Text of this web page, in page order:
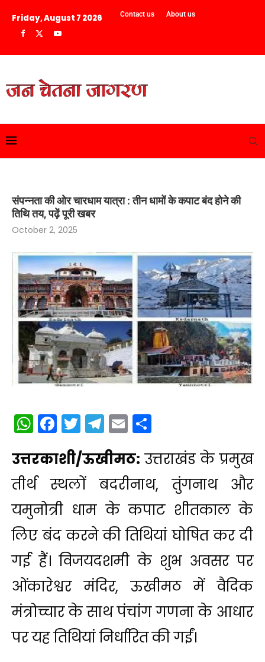
Friday, August 7 2026 Contact us About us
संपन्नता की ओर चारधाम यात्रा : तीन धामों के कपाट बंद होने की
तिथि तय, पढ़ें पूरी खबर
October 2, 2025
WhatsApp
Facebook
Twitter
Telegram
Email
उत्तरकाशी/ऊखीमठ: उत्तराखंड के प्रमुख
तीर्थ स्थलों बदरीनाथ, तुंगनाथ और
यमुनोत्री धाम के कपाट शीतकाल के
लिए बंद करने की तिथियां घोषित कर दी
गई हैं। विजयदशमी के शुभ अवसर पर
ओंकारेश्वर मंदिर, ऊखीमठ में वैदिक
मंत्रोच्चार के साथ पंचांग गणना के आधार
पर यह तिथियां निर्धारित की गईं।